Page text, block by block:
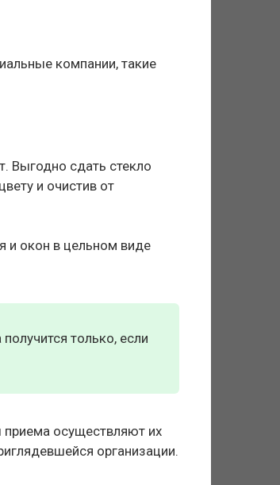
компании, такие
Выгодно сдать стекло
и очистив от
и окон в цельном виде
только, если
приема осуществляют их
организации.